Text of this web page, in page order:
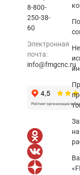
8-800-
250-38-
60
Электронная
почта:
info@fmgcnc.ru
на